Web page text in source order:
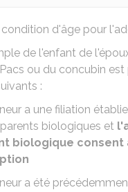
condition d'âge pour
de l'enfant de
ou du concubin
:
a une filiation
biologiques et
biologique consent
a été